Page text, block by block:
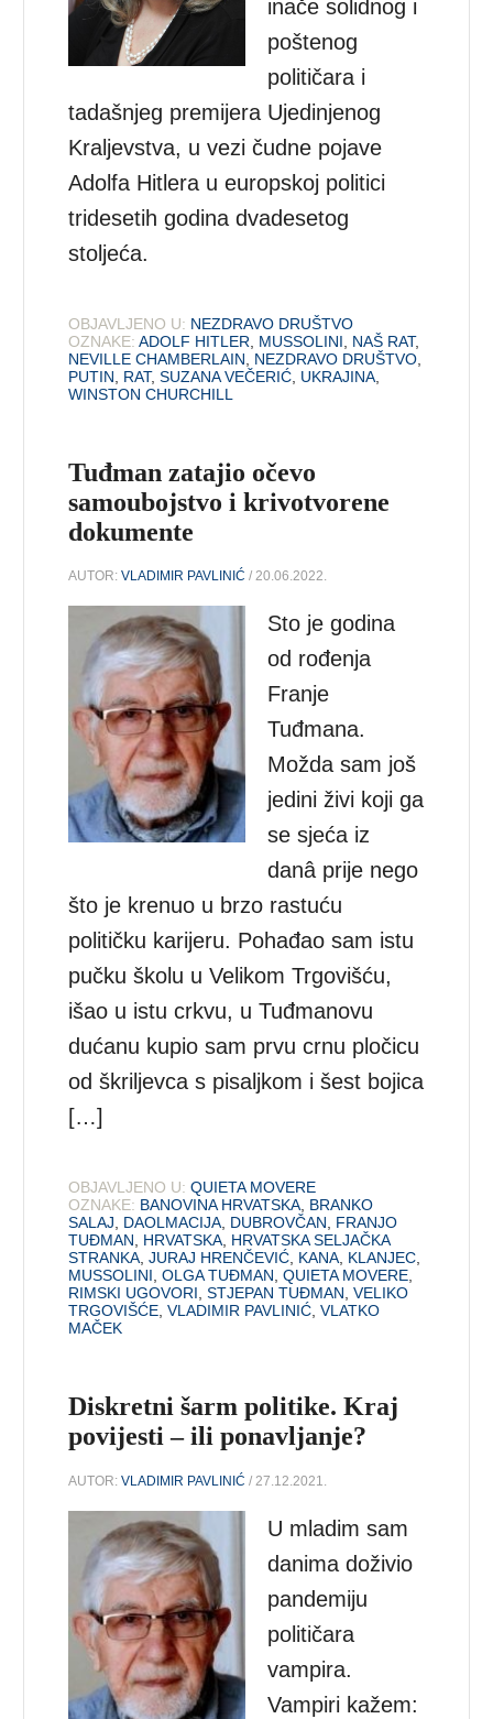
inače solidnog i
poštenog
političara i
tadašnjeg premijera Ujedinjenog
Kraljevstva, u vezi čudne pojave
Adolfa Hitlera u europskoj politici
tridesetih godina dvadesetog
stoljeća.
OBJAVLJENO U: NEZDRAVO DRUŠTVO
OZNAKE: ADOLF HITLER MUSSOLINI NAŠ RAT,
NEVILLE CHAMBERLAIN
NEZDRAVO DRUŠTVO
PUTIN
RAT,SUZANA VEČERIĆ UKRAJINA
WINSTON CHURCHILL
Tuđman zatajio očevo
samoubojstvo i krivotvorene
dokumente
AUTOR:VLADIMIR PAVLINIĆ / 20.06.2022.
Sto je godina
od rođenja
Franje
Tuđmana.
Možda sam još
jedini živi koji ga
se sjeća iz
danâ prije nego
što je krenuo u brzo rastuću
političku karijeru. Pohađao sam istu
pučku školu u Velikom Trgovišću,
išao u istu crkvu, u Tuđmanovu
dućanu kupio sam prvu crnu pločicu
od škriljevca s pisaljkom i šest bojica
[…]
OBJAVLJENO U: QUIETA MOVERE
OZNAKE: BANOVINA HRVATSKA, BRANKO
SALAJ, DAOLMACIJA, DUBROVČAN, FRANJO
TUĐMAN, HRVATSKA, HRVATSKA SELJAČKA
STRANKA,JURAJ HRENČEVIĆ, KANA, KLANJEC,
MUSSOLINI,OLGA TUĐMAN,QUIETA MOVERE,
RIMSKI UGOVORI,STJEPAN TUĐMAN,VELIKO
TRGOVIŠĆE,VLADIMIR PAVLINIĆ,VLATKO
MAČEK
Diskretni šarm politike. Kraj
povijesti – ili ponavljanje?
AUTOR:VLADIMIR PAVLINIĆ / 27.12.2021.
U mladim sam
danima doživio
pandemiju
političara
vampira.
Vampiri kažem: